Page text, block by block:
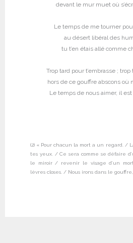
devant le mur muet où
Le temps de me tourner
au désert libéral des
tu t’en étais allé comme
Trop tard pour t’embrasse ;
hors de ce gouffre abscons où
Le temps de nous aimer, il est
(2) « Pour chacun la mort a un regard. /
tes yeux. / Ce sera comme se défaire
le miroir / revenir le visage d’un
lèvres closes. / Nous irons dans le